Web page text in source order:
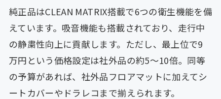
純正品はCLEAN MATRIX搭載で6つの衛生機能を備
えています。吸音機能も搭載されており、走行中
の静粛性向上に貢献します。ただし、最上位で9
万円という価格設定は社外品の約5〜10倍。同等
の予算があれば、社外品フロアマットに加えてシ
ートカバーやドラレコまで揃えられます。